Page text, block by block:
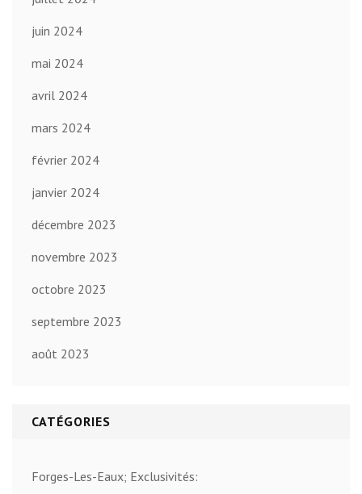
juin 2024
mai 2024
avril 2024
mars 2024
février 2024
janvier 2024
décembre 2023
novembre 2023
octobre 2023
septembre 2023
août 2023
CATÉGORIES
Forges-Les-Eaux; Exclusivités: